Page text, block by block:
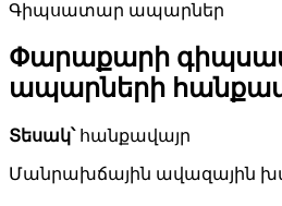
Գիպսատար ապարներ
Փարաքարի
ապարների
Տեսակ՝հանքավայր
Մանրախճային ավազային